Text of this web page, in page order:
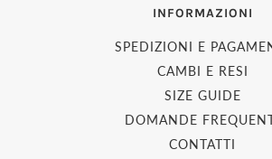
INFORMAZIONI
SPEDIZIONI E
CAMBI E RESI
SIZE GUIDE
DOMANDE
CONTATTI